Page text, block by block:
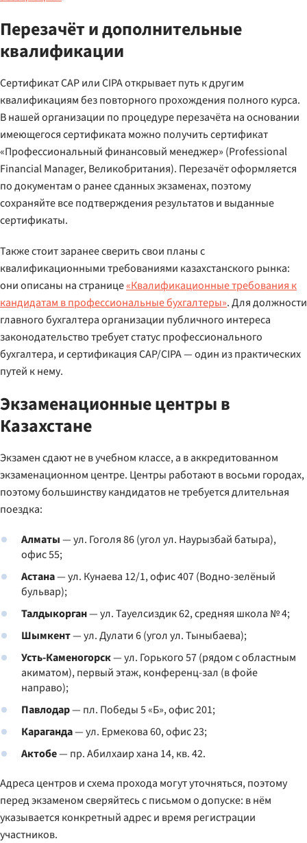
Перезачёт и дополнительные
квалификации
Сертификат CAP или CIPA открывает путь к другим
квалификациям без повторного прохождения полного курса.
В нашей организации по процедуре перезачёта на основании
имеющегося сертификата можно получить сертификат
«Профессиональный финансовый менеджер» (Professional
Financial Manager, Великобритания). Перезачёт оформляется
по документам о ранее сданных экзаменах, поэтому
сохраняйте все подтверждения результатов и выданные
сертификаты.
Также стоит заранее сверить свои планы с
квалификационными требованиями казахстанского рынка:
они описаны на странице«Квалификационные требования к
кандидатам в профессиональные бухгалтеры». Для должности
главного бухгалтера организации публичного интереса
законодательство требует статус профессионального
бухгалтера, и сертификация CAP/CIPA — один из практических
путей к нему.
Экзаменационные центры в
Казахстане
Экзамен сдают не в учебном классе, а в аккредитованном
экзаменационном центре. Центры работают в восьми городах,
поэтому большинству кандидатов не требуется длительная
поездка:
Алматы— ул. Гоголя 86 (угол ул. Наурызбай батыра),
офис 55;
Астана— ул. Кунаева 12/1, офис 407 (Водно-зелёный
бульвар);
Талдыкорган— ул. Тауелсиздик 62, средняя школа № 4;
Шымкент— ул. Дулати 6 (угол ул. Тыныбаева);
Усть-Каменогорск— ул. Горького 57 (рядом с областным
акиматом), первый этаж, конференц-зал (в фойе
направо);
Павлодар— пл. Победы 5 «Б», офис 201;
Караганда— ул. Ермекова 60, офис 23;
Актобе— пр. Абилхаир хана 14, кв. 42.
Адреса центров и схема прохода могут уточняться, поэтому
перед экзаменом сверяйтесь с письмом о допуске: в нём
указывается конкретный адрес и время регистрации
участников.